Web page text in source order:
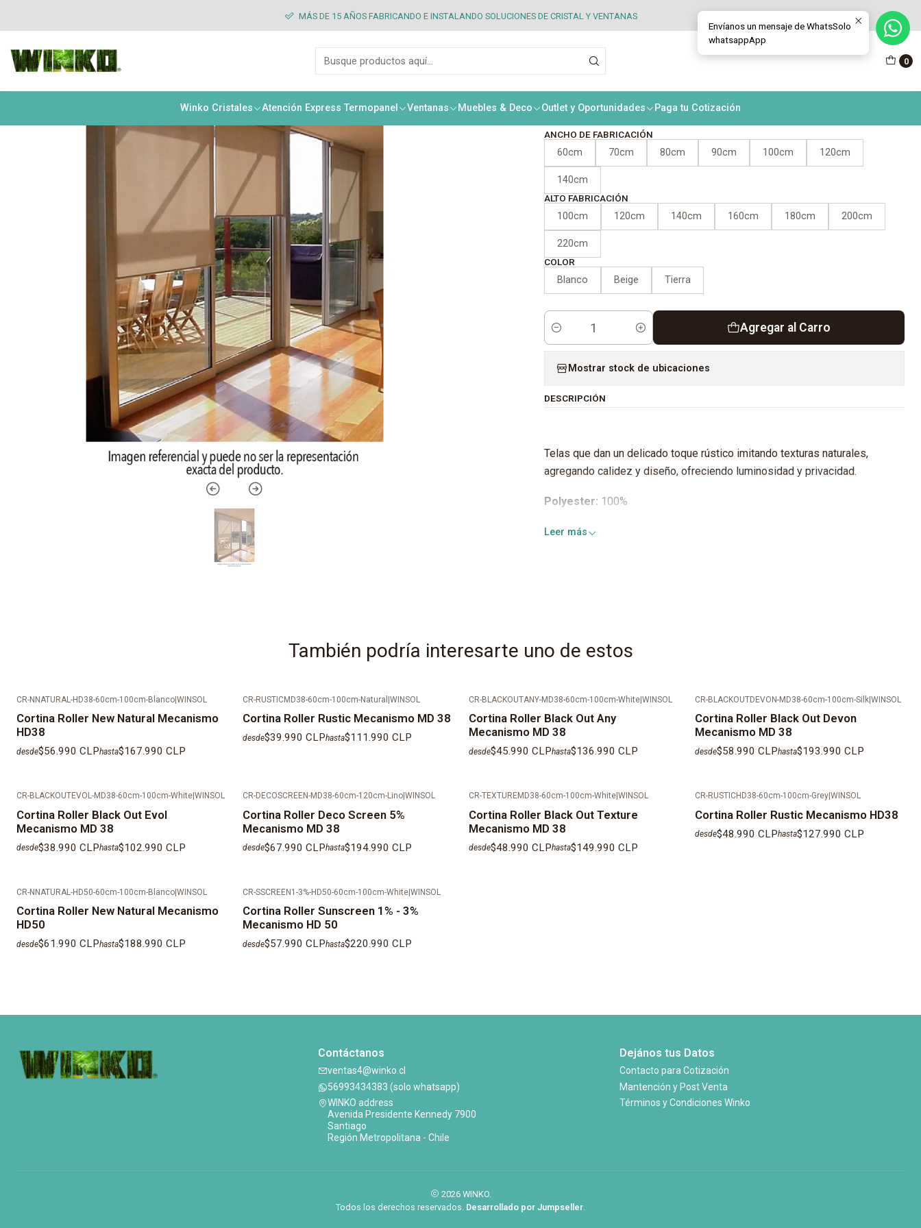
0
Winko Cristales Atención Express Termopanel Ventanas Muebles & Deco Outlet y Oportunidades Paga tu Cotización
MÁS DE 15 AÑOS FABRICANDO E INSTALANDO SOLUCIONES DE CRISTAL Y VENTANAS
Cortina Roller New Natural Mecanismo MD 38
|
Cortina Roller New Natural
Mecanismo MD 38
ANCHO DE FABRICACIÓN
60cm 70cm 80cm 90cm 100cm 120cm
140cm
ALTO FABRICACIÓN
100cm 120cm 140cm 160cm 180cm 200cm
220cm
COLOR
Blanco Beige Tierra
Cantidad
Agregar al Carro
Mostrar stock de ubicaciones
DESCRIPCIÓN
Telas que dan un delicado toque rústico imitando texturas naturales,
agregando calidez y diseño, ofreciendo luminosidad y privacidad.
Polyester: 100%
Todas nuestras telas cuentan con:
IMPORTANTE: AL SER PRODUCTOS FABRICADOS A MEDIDAS LOS
VALORES REFLEJADOS NO CONSIDERAN INSTALACIÓN.
DESPACHOS EN REGIÓN METROPOLITANA EN MAIPO, TALAGANTE,
CORDILLERA, MELIPILLA Y PROVINCIAS FUERA DE SANTIAGO SE DEBE
Leer más
También podría interesarte uno de estos
CR-NNATURAL-HD38-60cm-100cm-Blanco WINSOL
Cortina Roller New Natural Mecanismo
HD38
desde$56.990 CLPhasta$167.990 CLP
CR-RUSTICMD38-60cm-100cm-Natural WINSOL
Cortina Roller Rustic Mecanismo MD 38
desde$39.990 CLPhasta$111.990 CLP
CR-BLACKOUTANY-MD38-60cm-100cm-White WINSOL
Cortina Roller Black Out Any
Mecanismo MD 38
desde$45.990 CLPhasta$136.990 CLP
CR-BLACKOUTDEVON-MD38-60cm-100cm-Silk WINSOL
Cortina Roller Black Out Devon
Mecanismo MD 38
desde$58.990 CLPhasta$193.990 CLP
CR-BLACKOUTEVOL-MD38-60cm-100cm-White WINSOL
Cortina Roller Black Out Evol
Mecanismo MD 38
desde$38.990 CLPhasta$102.990 CLP
CR-DECOSCREEN-MD38-60cm-120cm-Lino WINSOL
Cortina Roller Deco Screen 5%
Mecanismo MD 38
desde$67.990 CLPhasta$194.990 CLP
CR-TEXTUREMD38-60cm-100cm-White WINSOL
Cortina Roller Black Out Texture
Mecanismo MD 38
desde$48.990 CLPhasta$149.990 CLP
CR-RUSTICHD38-60cm-100cm-Grey WINSOL
Cortina Roller Rustic Mecanismo HD38
desde$48.990 CLPhasta$127.990 CLP
CR-NNATURAL-HD50-60cm-100cm-Blanco|WINSOL
Cortina Roller New Natural Mecanismo
HD50
desde$61.990 CLPhasta$188.990 CLP
CR-SSCREEN1-3%-HD50-60cm-100cm-White|WINSOL
Cortina Roller Sunscreen 1% - 3%
Mecanismo HD 50
desde$57.990 CLPhasta$220.990 CLP
Contáctanos
ventas4@winko.cl
56993434383 (solo whatsapp)
WINKO address
Avenida Presidente Kennedy 7900
Santiago
Región Metropolitana - Chile
Dejános tus Datos
Contacto para Cotización
Mantención y Post Venta
Términos y Condiciones Winko
2026 WINKO.
Todos los derechos reservados. Desarrollado por Jumpseller.
Envíanos un mensaje de WhatsSolo
whatsappApp